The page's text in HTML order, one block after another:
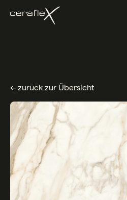
← zurück zur Übersicht